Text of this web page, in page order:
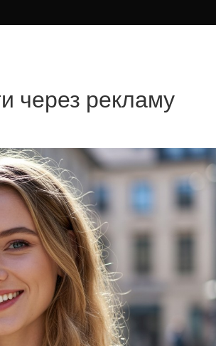
через рекламу